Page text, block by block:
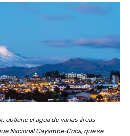
obtiene el agua de varias áreas
Nacional Cayambe-Coca, que se